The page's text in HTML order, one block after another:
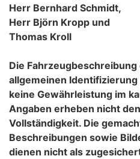
Herr Bernhard Schmidt,
Herr Björn Kropp und
Thomas Kroll
Die
allgemeinen
keine Gewährleistung im
Angaben erheben nicht
Vollständigkeit. Die
Beschreibungen sowie
dienen nicht als